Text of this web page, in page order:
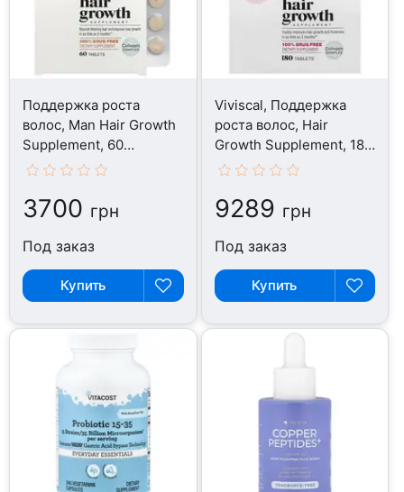
Поддержка роста
волос, Man Hair Growth
Supplement, 60
таблеток
3700 грн
Под заказ
Купить
Viviscal, Поддержка
роста волос, Hair
Growth Supplement, 180
таблеток
9289 грн
Под заказ
Купить